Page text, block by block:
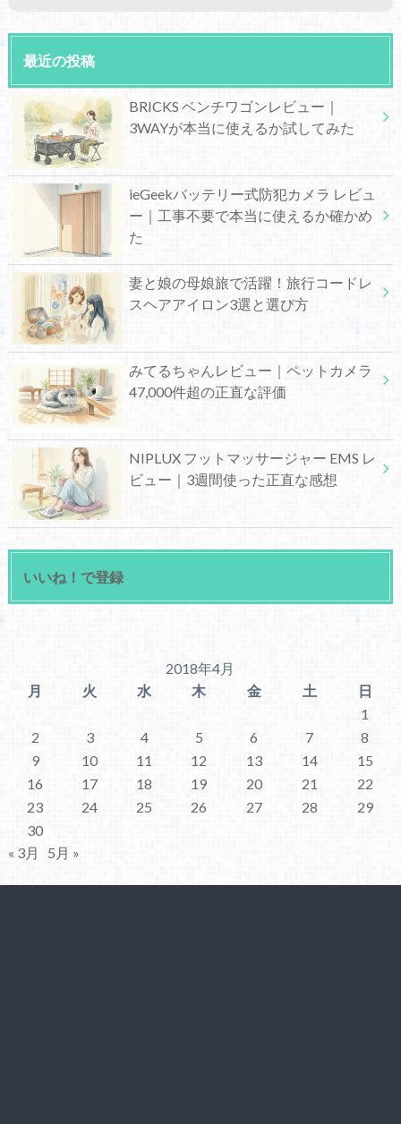
最近の投稿
BRICKS ベンチワゴンレビュー｜
3WAYが本当に使えるか試してみた
ieGeekバッテリー式防犯カメラ レビュ
ー｜工事不要で本当に使えるか確かめ
た
妻と娘の母娘旅で活躍！旅行コードレ
スヘアアイロン3選と選び方
みてるちゃんレビュー｜ペットカメラ
47,000件超の正直な評価
NIPLUX フットマッサージャー EMS レ
ビュー｜3週間使った正直な感想
いいね！で登録
2018年4月
月
火 水 木 金 土
日
1
2
3 4 5 6 7
8
9
10 11 12 13 14
15
16
17 18 19 20 21
22
23
24 25 26 27 28
29
30
« 3月
5月 »